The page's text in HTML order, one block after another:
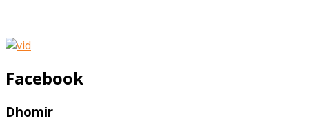
Facebook
Dhomir